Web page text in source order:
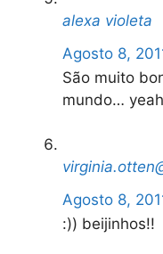
alexa violeta
Agosto 8,
São muito
mundo…
Agosto 8,
:)) beijinhos!!